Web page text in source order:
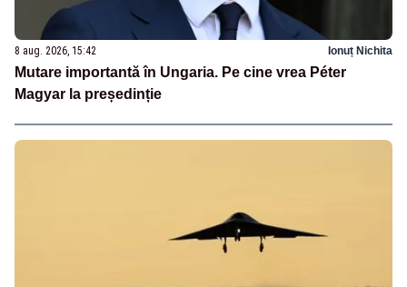
8 aug. 2026, 15:42 Ionuț Nichita
Mutare importantă în Ungaria. Pe cine vrea Péter
Magyar la președinție